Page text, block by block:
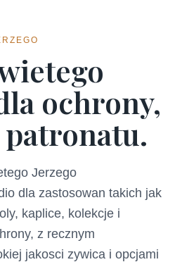
ochrony,
Jerzego
dla zastosowan takich jak
kaplice, kolekcje i
z recznym
jakosci zywica i opcjami